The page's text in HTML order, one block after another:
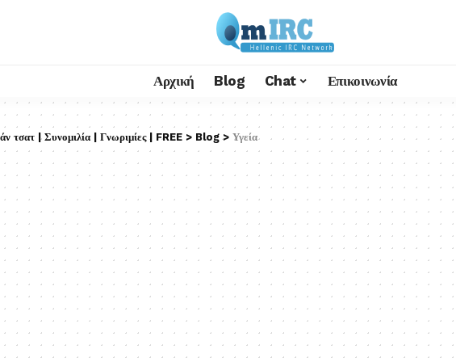
Αρχική Blog Chat Επικοινωνία
| Συνομιλία | Γνωριμίες | FREE > Blog > Υγεία